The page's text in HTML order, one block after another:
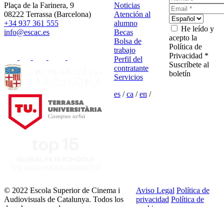
Plaça de la Farinera, 9
08222 Terrassa (Barcelona)
+34 937 361 555
info@escac.es
Noticias
Atención al
alumno
Becas
Bolsa de
trabajo
Perfil del
contratante
Servicios
es/ca /en /
He leído y
acepto la
Política de
Privacidad *
Suscríbete al
boletín
© 2022 Escola Superior de Cinema i
Audiovisuals de Catalunya. Todos los
Aviso Legal Política de
privacidad Política de